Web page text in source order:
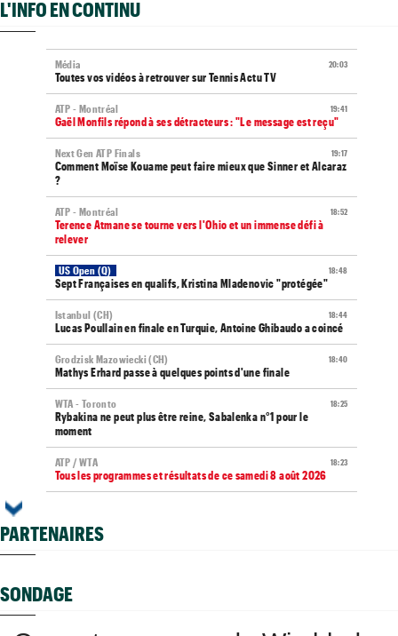
L'INFO EN CONTINU
20:03
Média
Toutes vos vidéos à retrouver sur Tennis Actu TV
19:41
ATP - Montréal
Gaël Monfils répond à ses détracteurs : "Le message est reçu"
19:17
Next Gen ATP Finals
Comment Moïse Kouame peut faire mieux que Sinner et Alcaraz
?
18:52
ATP - Montréal
Terence Atmane se tourne vers l'Ohio et un immense défi à
relever
18:48
US Open (Q)
Sept Françaises en qualifs, Kristina Mladenovic "protégée"
18:44
Istanbul (CH)
Lucas Poullain en finale en Turquie, Antoine Ghibaudo a coincé
18:40
Grodzisk Mazowiecki (CH)
Mathys Erhard passe à quelques points d'une finale
18:25
WTA - Toronto
Rybakina ne peut plus être reine, Sabalenka n°1 pour le
moment
18:23
ATP / WTA
Tous les programmes et résultats de ce samedi 8 août 2026
PARTENAIRES
SONDAGE